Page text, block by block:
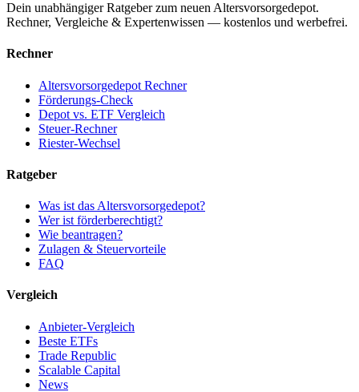
Dein unabhängiger Ratgeber zum neuen Altersvorsorgedepot.
Rechner, Vergleiche & Expertenwissen — kostenlos und werbefrei.
Rechner
Altersvorsorgedepot Rechner
Förderungs-Check
Depot vs. ETF Vergleich
Steuer-Rechner
Riester-Wechsel
Ratgeber
Was ist das Altersvorsorgedepot?
Wer ist förderberechtigt?
Wie beantragen?
Zulagen & Steuervorteile
FAQ
Vergleich
Anbieter-Vergleich
Beste ETFs
Trade Republic
Scalable Capital
News